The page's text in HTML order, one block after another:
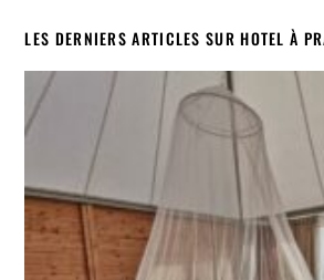
LES DERNIERS ARTICLES SUR HOTEL À